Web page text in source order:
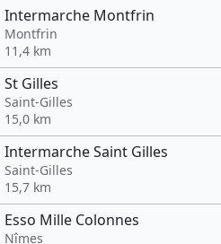
Intermarche Montfrin
Montfrin
11,4 km
St Gilles
Saint-Gilles
15,0 km
Intermarche Saint Gilles
Saint-Gilles
15,7 km
Esso Mille Colonnes
Nîmes